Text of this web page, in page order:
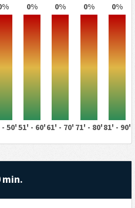
0% 0% 0% 0%
- 50'51' - 60'61' - 70' 71' - 80'81' - 90'
min.